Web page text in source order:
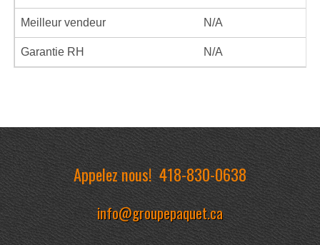
Meilleur vendeur N/A
Garantie RH N/A
Appelez nous!418-830-0638
info@groupepaquet.ca